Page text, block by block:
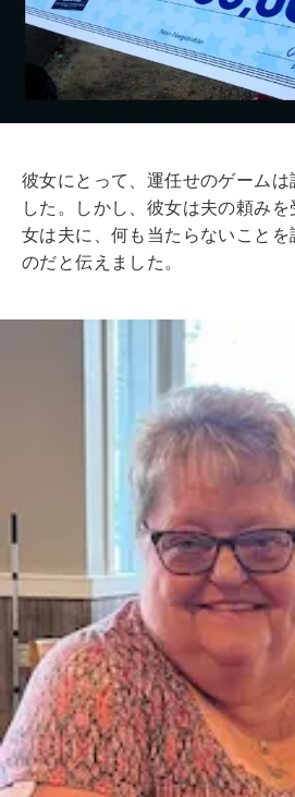
彼女にとって、運任せのゲーム
した。しかし、彼女は夫の頼み
女は夫に、何も当たらないことを
のだと伝えました。